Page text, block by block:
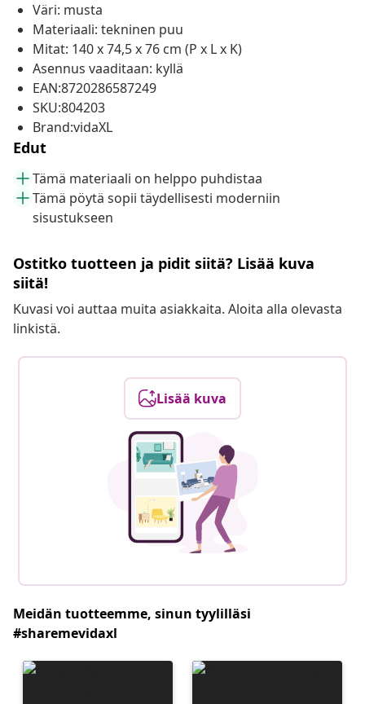
Väri: musta
Materiaali: tekninen puu
Mitat: 140 x 74,5 x 76 cm (P x L x K)
Asennus vaaditaan: kyllä
EAN:8720286587249
SKU:804203
Brand:vidaXL
Edut
Tämä materiaali on helppo puhdistaa
Tämä pöytä sopii täydellisesti moderniin
sisustukseen
Ostitko tuotteen ja pidit siitä? Lisää kuva
siitä!
Kuvasi voi auttaa muita asiakkaita. Aloita alla olevasta
linkistä.
Lisää kuva
Meidän tuotteemme, sinun tyylilläsi
#sharemevidaxl